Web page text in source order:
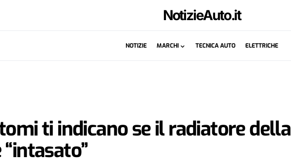
NotizieAuto.it
NOTIZIE MARCHI TECNICA AUTO ELETTRICHE
ti indicano se il radiatore della